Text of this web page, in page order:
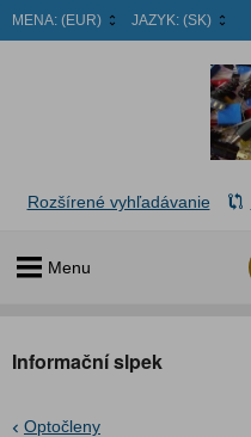
MENA: (EUR) JAZYK: (SK)
Menu
Rozšírené vyhľadávanie
Informační slpek
Optočleny